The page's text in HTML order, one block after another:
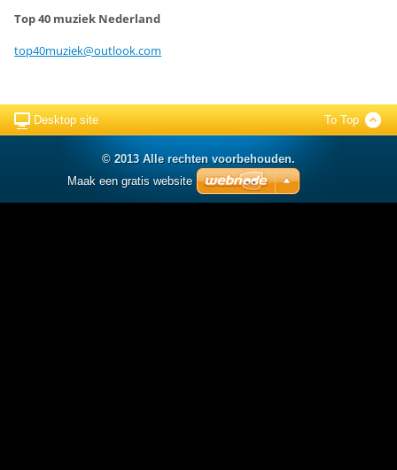
Top 40 muziek Nederland
top40muziek@outlook.com
Desktop site To Top
© 2013 Alle rechten voorbehouden.
Maak een gratis website